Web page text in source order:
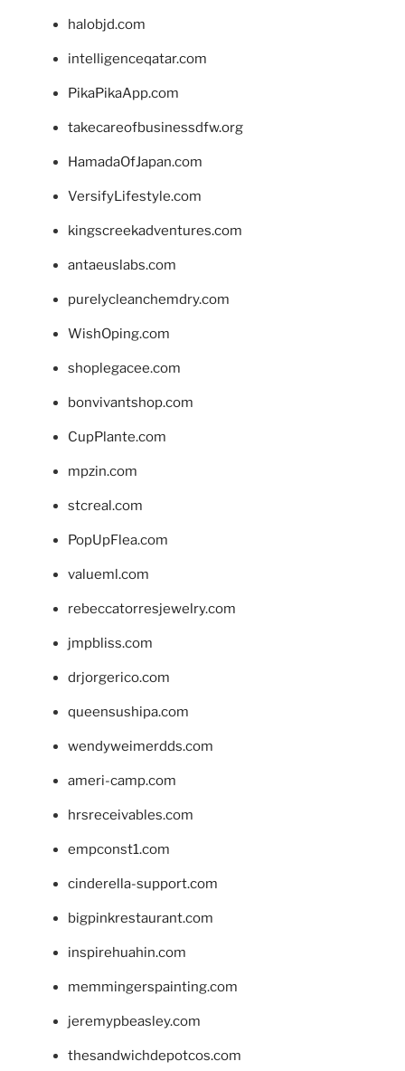
halobjd.com
intelligenceqatar.com
PikaPikaApp.com
takecareofbusinessdfw.org
HamadaOfJapan.com
VersifyLifestyle.com
kingscreekadventures.com
antaeuslabs.com
purelycleanchemdry.com
WishOping.com
shoplegacee.com
bonvivantshop.com
CupPlante.com
mpzin.com
stcreal.com
PopUpFlea.com
valueml.com
rebeccatorresjewelry.com
jmpbliss.com
drjorgerico.com
queensushipa.com
wendyweimerdds.com
ameri-camp.com
hrsreceivables.com
empconst1.com
cinderella-support.com
bigpinkrestaurant.com
inspirehuahin.com
memmingerspainting.com
jeremypbeasley.com
thesandwichdepotcos.com